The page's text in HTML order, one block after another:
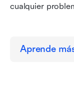
cualquier
Aprende